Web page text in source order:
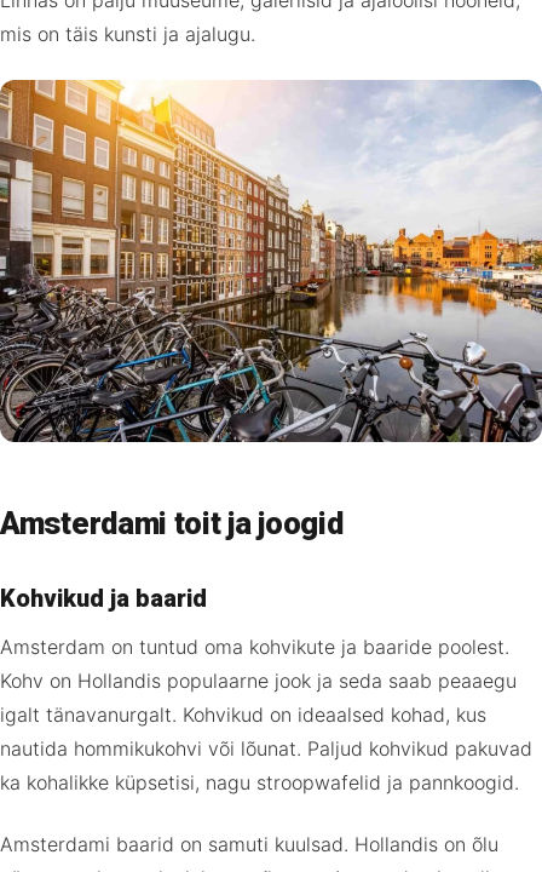
mis on täis kunsti ja ajalugu.
Amsterdami toit ja joogid
Kohvikud ja baarid
Amsterdam on tuntud oma kohvikute ja baaride poolest.
Kohv on Hollandis populaarne jook ja seda saab peaaegu
igalt tänavanurgalt. Kohvikud on ideaalsed kohad, kus
nautida hommikukohvi või lõunat. Paljud kohvikud pakuvad
ka kohalikke küpsetisi, nagu stroopwafelid ja pannkoogid.
Amsterdami baarid on samuti kuulsad. Hollandis on õlu